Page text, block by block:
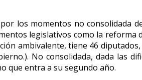
los momentos no consolidada
legislativos como la reforma
ambivalente, tiene 46
No consolidada, dada las
que entra a su segundo año.